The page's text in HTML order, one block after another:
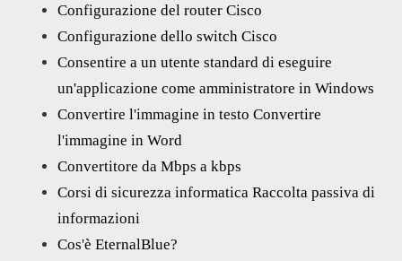
Configurazione del router Cisco
Configurazione dello switch Cisco
Consentire a un utente standard di eseguire
un'applicazione come amministratore in Windows
Convertire l'immagine in testo Convertire
l'immagine in Word
Convertitore da Mbps a kbps
Corsi di sicurezza informatica Raccolta passiva di
informazioni
Cos'è EternalBlue?